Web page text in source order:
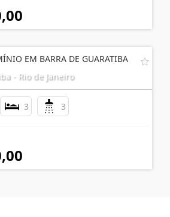
EM BARRA DE GUARATIBA
- Rio de Janeiro
3 3